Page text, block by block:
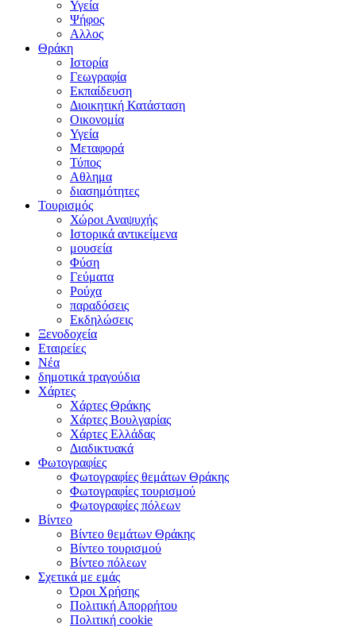
Υγεία
Ψήφος
Αλλος
Θράκη
Ιστορία
Γεωγραφία
Εκπαίδευση
Διοικητική Κατάσταση
Οικονομία
Υγεία
Μεταφορά
Τύπος
Αθλημα
διασημότητες
Τουρισμός
Χώροι Αναψυχής
Ιστορικά αντικείμενα
μουσεία
Φύση
Γεύματα
Ρούχα
παραδόσεις
Εκδηλώσεις
Ξενοδοχεία
Εταιρείες
Νέα
δημοτικά τραγούδια
Χάρτες
Χάρτες Θράκης
Χάρτες Βουλγαρίας
Χάρτες Ελλάδας
Διαδικτυακά
Φωτογραφίες
Φωτογραφίες θεμάτων Θράκης
Φωτογραφίες τουρισμού
Φωτογραφίες πόλεων
Βίντεο
Βίντεο θεμάτων Θράκης
Βίντεο τουρισμού
Βίντεο πόλεων
Σχετικά με εμάς
Όροι Χρήσης
Πολιτική Απορρήτου
Πολιτική cookie